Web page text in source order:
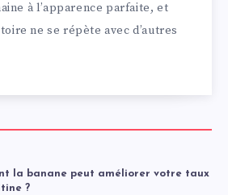
à l’apparence parfaite, et
ne se répète avec d’autres
la banane peut améliorer votre taux
?